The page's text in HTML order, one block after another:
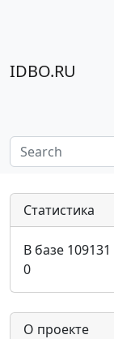
IDBO.RU
Статистика
В базе 109131
0
О проекте